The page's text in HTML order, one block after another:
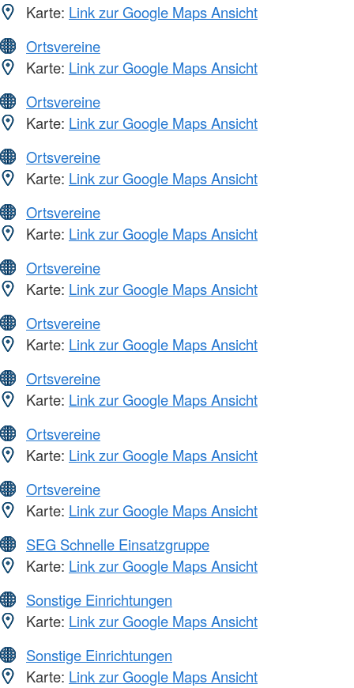
Karte: Link zur Google Maps Ansicht
Ortsvereine
Karte: Link zur Google Maps Ansicht
Ortsvereine
Karte: Link zur Google Maps Ansicht
Ortsvereine
Karte: Link zur Google Maps Ansicht
Ortsvereine
Karte: Link zur Google Maps Ansicht
Ortsvereine
Karte: Link zur Google Maps Ansicht
Ortsvereine
Karte: Link zur Google Maps Ansicht
Ortsvereine
Karte: Link zur Google Maps Ansicht
Ortsvereine
Karte: Link zur Google Maps Ansicht
Ortsvereine
Karte: Link zur Google Maps Ansicht
SEG Schnelle Einsatzgruppe
Karte: Link zur Google Maps Ansicht
Sonstige Einrichtungen
Karte: Link zur Google Maps Ansicht
Sonstige Einrichtungen
Karte: Link zur Google Maps Ansicht